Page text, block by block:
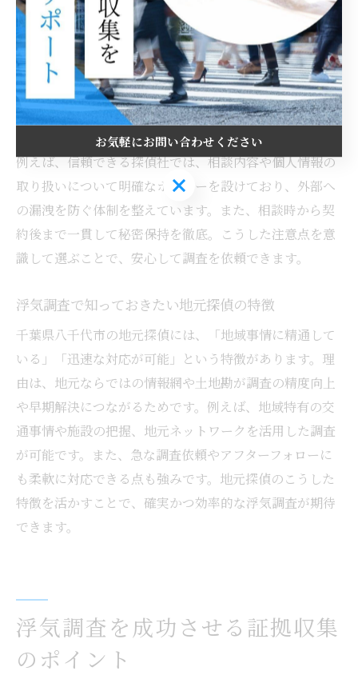
られます。
安心して浮気調査を相談するための注意点
安心して浮気調査を相談するためには、「個人情報の保
護」と「秘密厳守の姿勢」が不可欠です。理由は、プラ
イバシーが守られなければ精神的負担が増すためです。
例えば、信頼できる探偵社では、相談内容や個人情報の
取り扱いについて明確なポリシーを設けており、外部へ
の漏洩を防ぐ体制を整えています。また、相談時から契
約後まで一貫して秘密保持を徹底。こうした注意点を意
識して選ぶことで、安心して調査を依頼できます。
浮気調査で知っておきたい地元探偵の特徴
千葉県八千代市の地元探偵には、「地域事情に精通して
いる」「迅速な対応が可能」という特徴があります。理
由は、地元ならではの情報網や土地勘が調査の精度向上
や早期解決につながるためです。例えば、地域特有の交
通事情や施設の把握、地元ネットワークを活用した調査
が可能です。また、急な調査依頼やアフターフォローに
も柔軟に対応できる点も強みです。地元探偵のこうした
特徴を活かすことで、確実かつ効率的な浮気調査が期待
できます。
浮気調査を成功させる証拠収集
のポイント
お気軽にお問い合わせください
お気軽にお問い合わせください